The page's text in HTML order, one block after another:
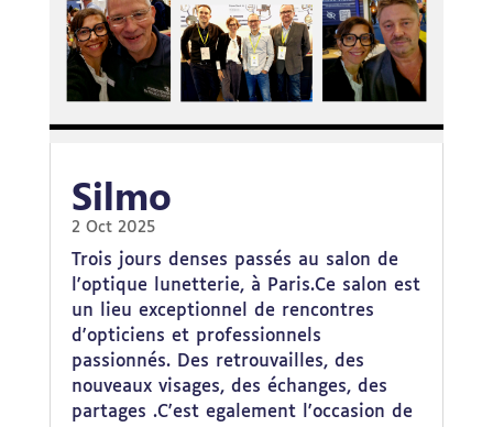
Silmo
2 Oct 2025
Trois jours denses passés au salon de
l'optique lunetterie, à Paris.Ce salon est
un lieu exceptionnel de rencontres
d'opticiens et professionnels
passionnés. Des retrouvailles, des
nouveaux visages, des échanges, des
partages .C'est egalement l'occasion de